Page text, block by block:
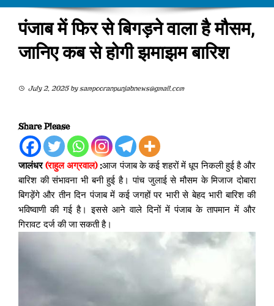
पंजाब में फिर से बिगड़ने वाला है मौसम,
जानिए कब से होगी झमाझम बारिश
July 2, 2025bysampooranpunjabnews@gmail.com
Share Please
जालंधर(राहुल अग्रवाल):आज पंजाब के कई शहरों में धूप निकली हुई है और
बारिश की संभावना भी बनी हुई है। पांच जुलाई से मौसम के मिजाज दोबारा
बिगड़ेंगे और तीन दिन पंजाब में कई जगहों पर भारी से बेहद भारी बारिश की
भविष्वाणी की गई है। इससे आने वाले दिनों में पंजाब के तापमान में और
गिरावट दर्ज की जा सकती है।